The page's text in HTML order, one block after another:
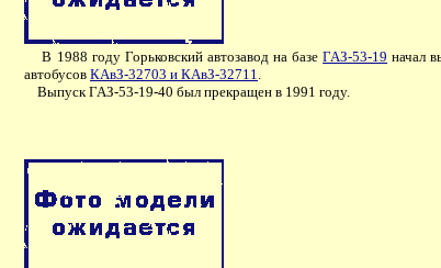
В 1988 году Горьковский автозавод на базеГАЗ-53-19 начал
автобусов КАвЗ-32703 и КАвЗ-32711.
Выпуск ГАЗ-53-19-40 был прекращен в 1991 году.